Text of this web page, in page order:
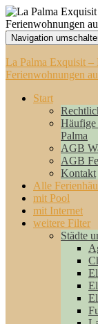
Navigation
La Palma Exquisit –
Ferienwohnungen
Start
Häufige
Palma
AGB
AGB
Kontakt
Alle
mit Pool
mit Internet
weitere Filter
Städte